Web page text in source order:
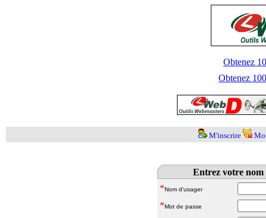
Obtenez
Obtenez
M'inscrire
Entrez votre nom
*Nom d'usager
*Mot de passe